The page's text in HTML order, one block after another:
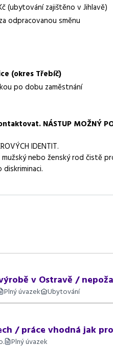
list
SŠ vzdělání strojírenského
provozu
(ubytování zajištěno v Jihlavě)
odpracovanou směnu
(okres Třebíč)
po dobu zaměstnání
NÁSTUP MOŽNÝ
IDENTIT.
nebo ženský rod čistě
v Ostravě /
Plný úvazek Ubytování
/ práce vhodná jak
Plný úvazek